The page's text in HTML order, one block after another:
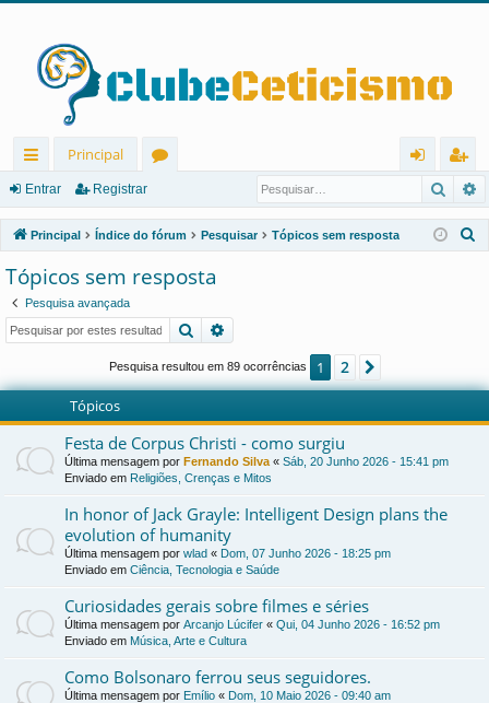
in
ks
rá
pi
d
Principal
u
ns
ra
r
eg
ist
ra
Entrar Registrar
Principal Índice do fórum Pesquisar Tópicos sem resposta
r
Tópicos sem resposta
Pesquisa avançada
Pesquisar
Pesquisa resultou em 89 ocorrências 1 2
Tópicos
Festa de Corpus Christi - como surgiu
Última mensagem por Fernando Silva « Sáb, 20 Junho 2026 - 15:41 pm
Enviado em Religiões, Crenças e Mitos
In honor of Jack Grayle: Intelligent Design plans the
evolution of humanity
Última mensagem por wlad « Dom, 07 Junho 2026 - 18:25 pm
Enviado em Ciência, Tecnologia e Saúde
Curiosidades gerais sobre filmes e séries
Última mensagem por Arcanjo Lúcifer « Qui, 04 Junho 2026 - 16:52 pm
Enviado em Música, Arte e Cultura
Como Bolsonaro ferrou seus seguidores.
Última mensagem por Emílio « Dom, 10 Maio 2026 - 09:40 am